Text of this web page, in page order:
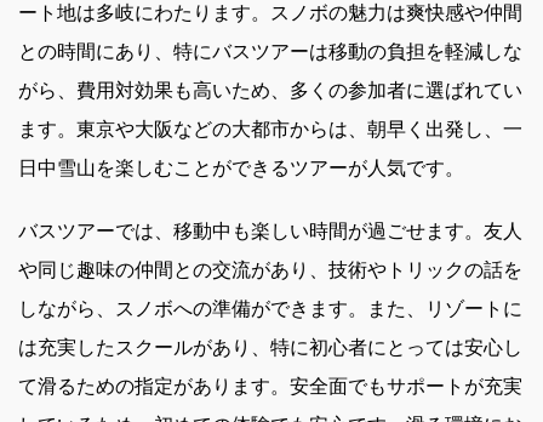
ート地は多岐にわたります。スノボの魅力は爽快感や仲間
との時間にあり、特にバスツアーは移動の負担を軽減しな
がら、費用対効果も高いため、多くの参加者に選ばれてい
ます。東京や大阪などの大都市からは、朝早く出発し、一
日中雪山を楽しむことができるツアーが人気です。
バスツアーでは、移動中も楽しい時間が過ごせます。友人
や同じ趣味の仲間との交流があり、技術やトリックの話を
しながら、スノボへの準備ができます。また、リゾートに
は充実したスクールがあり、特に初心者にとっては安心し
て滑るための指定があります。安全面でもサポートが充実